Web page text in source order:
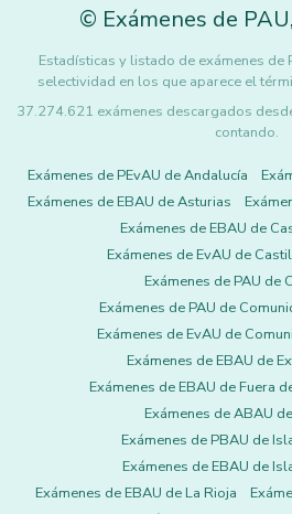
© Exámenes de PAU,
Estadísticas y listado de exámenes de
selectividad en los que aparece el
37.274.621 exámenes descargados
contando.
Exámenes de PEvAU de Andalucía
Exámenes de EBAU de Asturias
Exámenes de EBAU de
Exámenes de EvAU de
Exámenes de PAU de
Exámenes de PAU de
Exámenes de EvAU de
Exámenes de EBAU de
Exámenes de EBAU de Fuera
Exámenes de ABAU
Exámenes de PBAU de
Exámenes de EBAU de
Exámenes de EBAU de La Rioja